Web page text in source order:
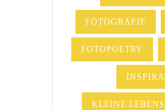
FOTOGRAFIE
FOTOPOETRY
KLEINE